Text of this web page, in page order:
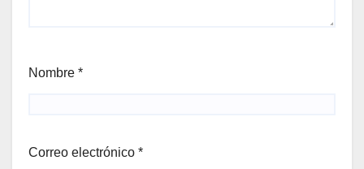
Nombre *
Correo electrónico *